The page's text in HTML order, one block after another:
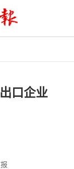
口企业